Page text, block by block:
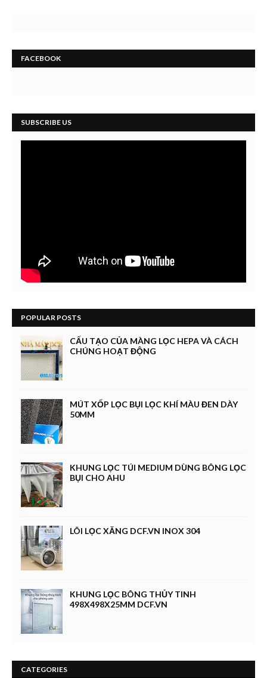
FACEBOOK
SUBSCRIBE US
POPULAR POSTS
CẤU TẠO CỦA MÀNG LỌC HEPA VÀ CÁCH
CHÚNG HOẠT ĐỘNG
MÚT XỐP LỌC BỤI LỌC KHÍ MÀU ĐEN DÀY
50MM
KHUNG LỌC TÚI MEDIUM DÙNG BÔNG LỌC
BỤI CHO AHU
LÕI LỌC XĂNG DCF.VN INOX 304
KHUNG LỌC BÔNG THỦY TINH
498X498X25MM DCF.VN
CATEGORIES